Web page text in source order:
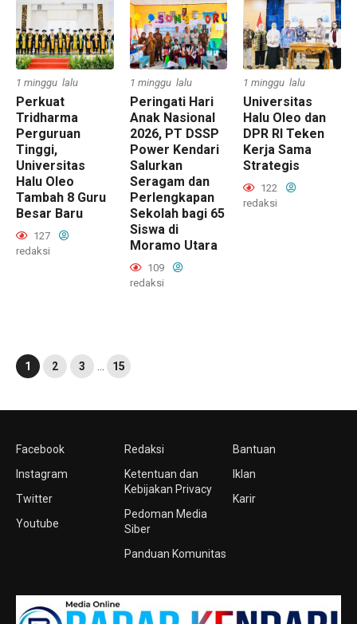
1 minggu lalu
Perkuat
Tridharma
Perguruan
Tinggi,
Universitas
Halu Oleo
Tambah 8 Guru
Besar Baru
127
redaksi
1 minggu lalu
Peringati Hari
Anak Nasional
2026, PT DSSP
Power Kendari
Salurkan
Seragam dan
Perlengkapan
Sekolah bagi 65
Siswa di
Moramo Utara
109
redaksi
1 minggu lalu
Universitas
Halu Oleo dan
DPR RI Teken
Kerja Sama
Strategis
122
redaksi
1 2 3 15
Facebook
Instagram
Twitter
Youtube
Redaksi
Ketentuan dan
Kebijakan Privacy
Pedoman Media
Siber
Panduan Komunitas
Bantuan
Iklan
Karir